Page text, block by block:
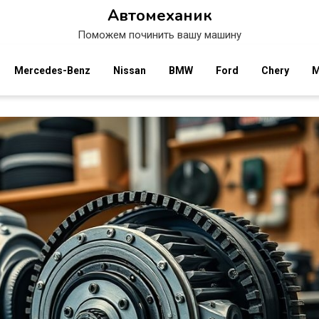
Автомеханик
Поможем починить вашу машину
Mercedes-Benz Nissan BMW Ford Chery